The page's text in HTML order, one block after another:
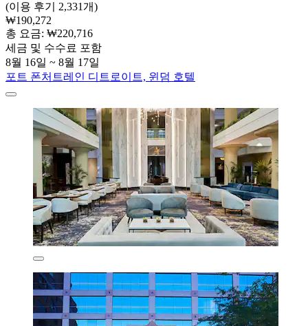
(이용 후기 2,331개)
₩190,272
총 요금: ₩220,716
세금 및 수수료 포함
8월 16일 ~ 8월 17일
포트 폰처트레인 디트로이트, 윈덤 호텔